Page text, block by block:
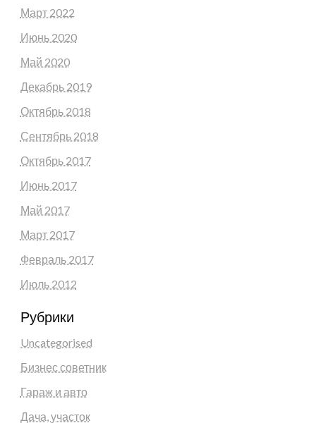
Март 2022
Июнь 2020
Май 2020
Декабрь 2019
Октябрь 2018
Сентябрь 2018
Октябрь 2017
Июнь 2017
Май 2017
Март 2017
Февраль 2017
Июль 2012
Рубрики
Uncategorised
Бизнес советник
Гараж и авто
Дача, участок